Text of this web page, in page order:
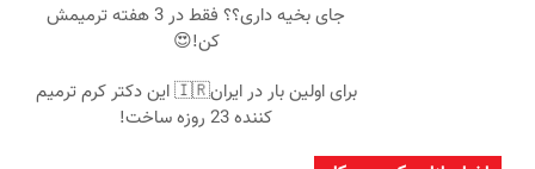
جای بخیه داری؟؟ فقط در 3 هفته ترمیمش
کن!😍
برای اولین بار در ایران🇮🇷 این دکتر کرم ترمیم
کننده 23 روزه ساخت!